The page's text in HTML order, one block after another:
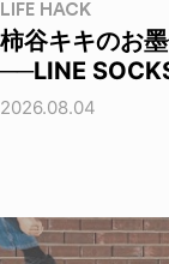
LIFE HACK
柿谷キキのお
──LINE
2026.08.04